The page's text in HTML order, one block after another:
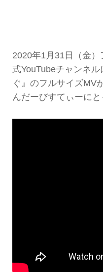
2020年1月31日（金
式YouTubeチャンネ
ぐ』のフルサイズMV
んだーびすてぃーにと